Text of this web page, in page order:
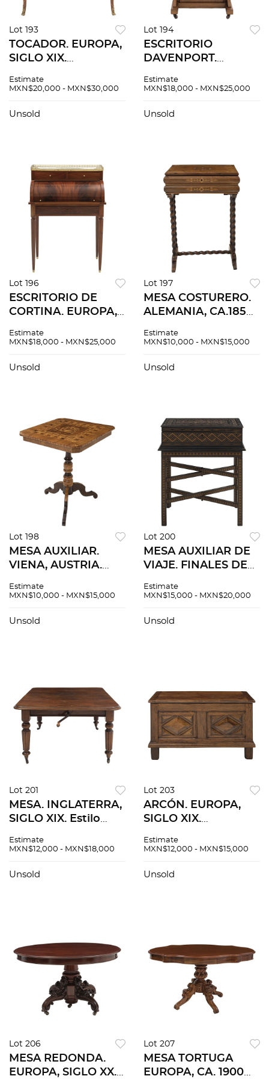
Lot 193
TOCADOR. EUROPA,
SIGLO XIX.
madera enchapada
floral, aplicaciones
Estimate
MXN$20,000 - MXN$30,000
Unsold
Lot 194
ESCRITORIO
DAVENPORT.
1900. Elaborado en
con marquetería.
Estimate
MXN$18,000 - MXN$25,000
Unsold
Lot 196
ESCRITORIO DE
CORTINA. EUROPA,
en madera
aplicaciones de
Estimate
MXN$18,000 - MXN$25,000
Unsold
Lot 197
MESA COSTURERO.
ALEMANIA, CA.1850.
Elaborada en
marquetería floral y
Estimate
MXN$10,000 - MXN$15,000
Unsold
Lot 198
MESA AUXILIAR.
VIENA, AUSTRIA.
Elaborada en
con marquetería
Estimate
MXN$10,000 - MXN$15,000
Unsold
Lot 200
MESA AUXILIAR DE
VIAJE. FINALES DEL
Elaborada a tres
ebonizada. Cuenta
Estimate
MXN$15,000 - MXN$20,000
Unsold
Lot 201
MESA. INGLATERRA,
SIGLO XIX. Estilo
Elaborada en
mecanismo
Estimate
MXN$12,000 - MXN$18,000
Unsold
Lot 203
ARCÓN. EUROPA,
SIGLO XIX.
madera. Cuenta con
Decorado con
Estimate
MXN$12,000 - MXN$15,000
Unsold
Lot 206
MESA REDONDA.
EUROPA, SIGLO XX.
Lot 207
MESA TORTUGA
EUROPA, CA. 1900